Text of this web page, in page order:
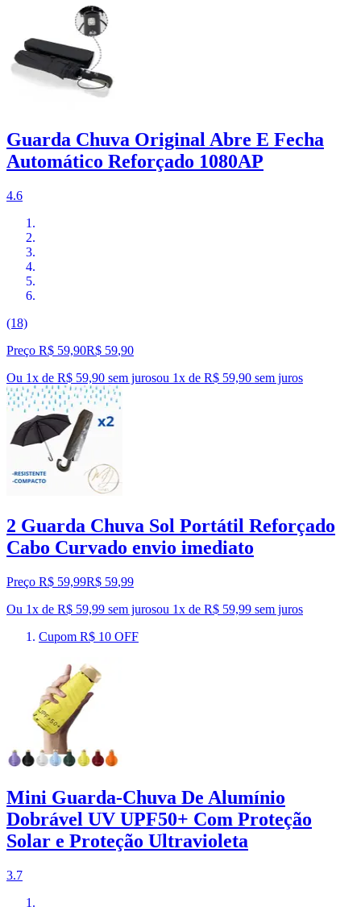
Guarda Chuva Original Abre E Fecha
Automático Reforçado 1080AP
4.6
(18)
Preço R$ 59,90R$ 59,90
Ou 1x de R$ 59,90 sem jurosou 1x de R$ 59,90 sem juros
2 Guarda Chuva Sol Portátil Reforçado
Cabo Curvado envio imediato
Preço R$ 59,99R$ 59,99
Ou 1x de R$ 59,99 sem jurosou 1x de R$ 59,99 sem juros
Cupom R$ 10 OFF
Mini Guarda-Chuva De Alumínio
Dobrável UV UPF50+ Com Proteção
Solar e Proteção Ultravioleta
3.7